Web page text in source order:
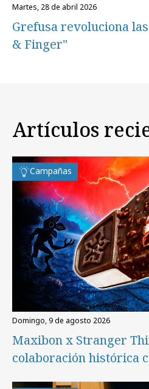
martes, 28 de abril 2026
Grefusa revoluciona
& Finger"
Artículos
Campañas
domingo, 9 de agosto 2026
Maxibon x Stranger
colaboración histórica